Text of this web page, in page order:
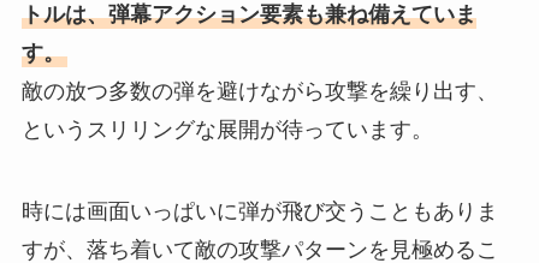
トルは、弾幕アクション要素も兼ね備えていま
す。
敵の放つ多数の弾を避けながら攻撃を繰り出す、
というスリリングな展開が待っています。
時には画面いっぱいに弾が飛び交うこともありま
すが、落ち着いて敵の攻撃パターンを見極めるこ